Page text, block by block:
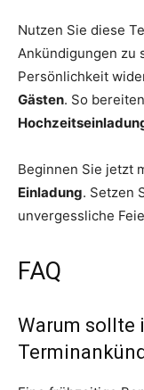
Nutzen Sie diese
Ankündigungen zu
Persönlichkeit
Gästen. So
Beginnen Sie jetzt
Einladung. Setzen
unvergessliche
FAQ
Warum sollte